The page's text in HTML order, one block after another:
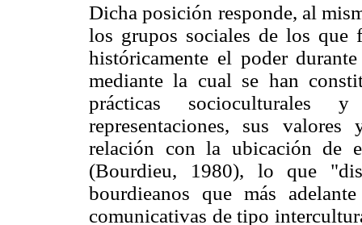
Dicha posición responde, al
los grupos sociales de los que
históricamente el poder
mediante la cual se han
prácticas socioculturales
representaciones, sus
relación con la ubicación de
(Bourdieu, 1980), lo que
bourdieanos que más
comunicativas de tipo